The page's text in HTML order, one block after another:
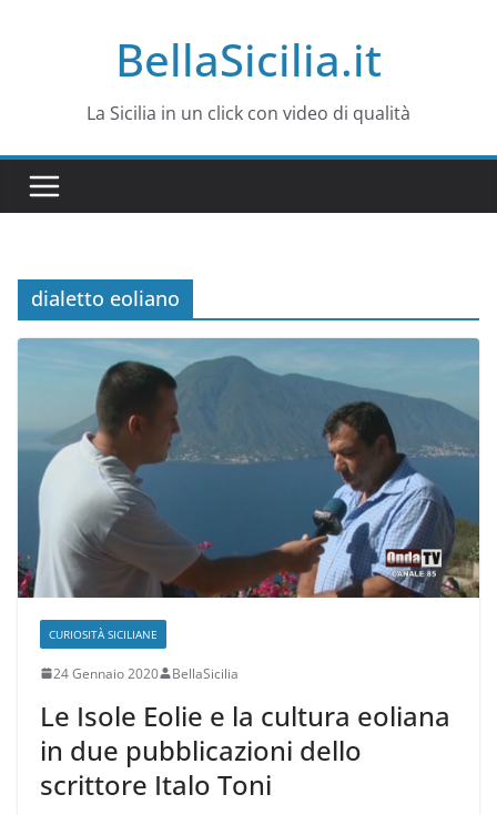
BellaSicilia.it
La Sicilia in un click con video di qualità
dialetto eoliano
CURIOSITÀ SICILIANE
24 Gennaio 2020 BellaSicilia
Le Isole Eolie e la cultura eoliana
in due pubblicazioni dello
scrittore Italo Toni